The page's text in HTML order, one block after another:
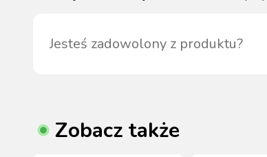
Jesteś zadowolony z produktu?
Zobacz także